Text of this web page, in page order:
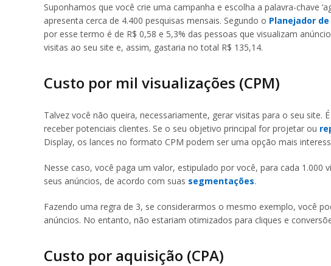
Suponhamos que você crie uma campanha e escolha a palavra-chave
apresenta cerca de 4.400 pesquisas mensais. Segundo o Planejador
por esse termo é de R$ 0,58 e 5,3% das pessoas que visualizam
visitas ao seu site e, assim, gastaria no total R$ 135,14.
Custo por mil visualizações (CPM)
Talvez você não queira, necessariamente, gerar visitas para o seu site.
receber potenciais clientes. Se o seu objetivo principal for projetar ou
Display, os lances no formato CPM podem ser uma opção mais
Nesse caso, você paga um valor, estipulado por você, para cada
seus anúncios, de acordo com suas segmentações.
Fazendo uma regra de 3, se considerarmos o mesmo exemplo, você
anúncios. No entanto, não estariam otimizados para cliques e
Custo por aquisição (CPA)